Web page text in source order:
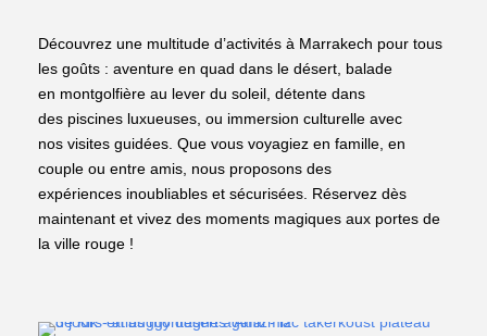
Découvrez une multitude d’activités à Marrakech pour tous
les goûts : aventure en quad dans le désert, balade
en montgolfière au lever du soleil, détente dans
des piscines luxueuses, ou immersion culturelle avec
nos visites guidées. Que vous voyagiez en famille, en
couple ou entre amis, nous proposons des
expériences inoubliables et sécurisées. Réservez dès
maintenant et vivez des moments magiques aux portes de
la ville rouge !